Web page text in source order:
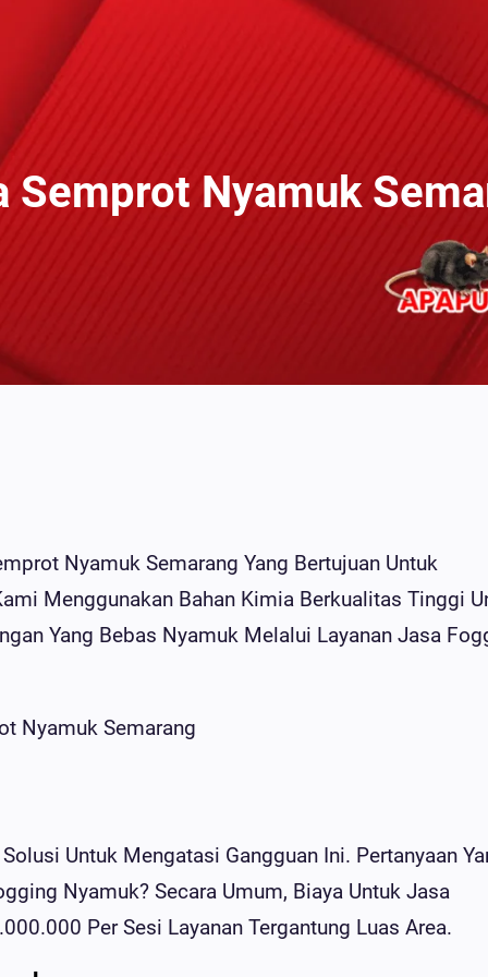
Semprot Nyamuk
Nyamuk Semarang Yang Bertujuan Untuk
Menggunakan Bahan Kimia Berkualitas Tinggi
Yang Bebas Nyamuk Melalui Layanan Jasa
Untuk Mengatasi Gangguan Ini. Pertanyaan
Nyamuk? Secara Umum, Biaya Untuk Jasa
Per Sesi Layanan Tergantung Luas Area.